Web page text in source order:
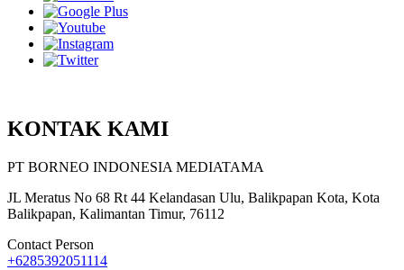
KONTAK KAMI
PT BORNEO INDONESIA MEDIATAMA
JL Meratus No 68 Rt 44 Kelandasan Ulu, Balikpapan Kota, Kota
Balikpapan, Kalimantan Timur, 76112
Contact Person
+6285392051114